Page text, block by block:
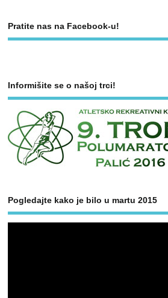
Pratite nas na Facebook-u!
Informišite se o našoj trci!
Pogledajte kako je bilo u martu 2015